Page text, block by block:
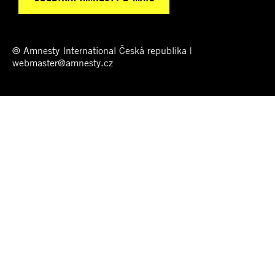
© Amnesty International Česká republika |
webmaster@amnesty.cz